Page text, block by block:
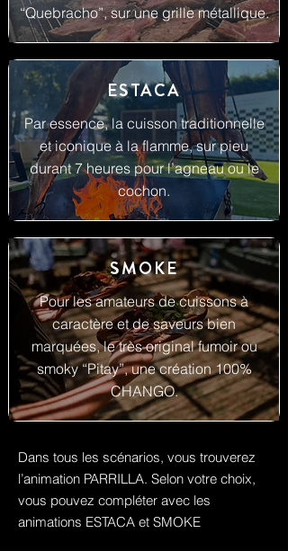
“Quebracho”, sur une grille métallique.
ESTACA
Par essence, la cuisson traditionnelle
et iconique à la flamme, sur pieu
durant 7 heures pour l’agneau ou le
cochon.
SMOKE
Pour les amateurs de cuissons à
caractère et de saveurs bien
marquées, le très original fumoir ou
smoky “Pitay”, une création 100%
CHANGO.
Dans tous les scénarios, vous trouverez
l’animation PARRILLA. Selon votre choix,
vous pouvez compléter avec les
animations ESTACA et SMOKE